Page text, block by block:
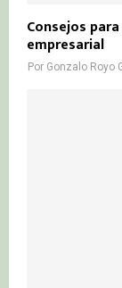
Consejos
empresarial
Por Gonzalo Royo